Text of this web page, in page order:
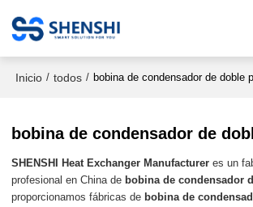
Inicio / todos / bobina de condensador de doble
bobina de condensador de
SHENSHI Heat Exchanger Manufacturer​ es un
profesional en China de bobina de condensador
proporcionamos fábricas de bobina de